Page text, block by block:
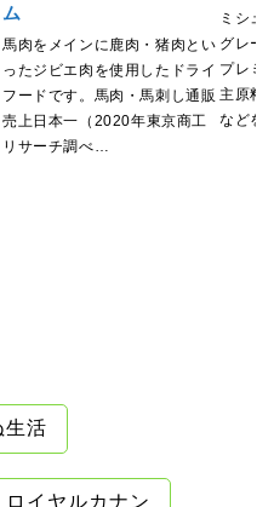
ム
馬肉をメインに鹿肉・猪肉とい
ったジビエ肉を使用したドライ
フードです。馬肉・馬刺し通販
売上日本一（2020年東京商工
リサーチ調べ…
ミシュ
グレー
プレミ
主原料
などを
生活
ロイヤルカナン